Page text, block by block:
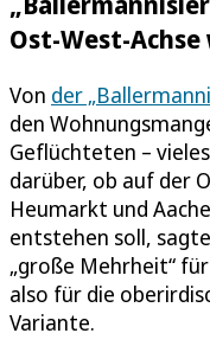
Ost-West-
Von der
den
Geflüchteten –
darüber, ob auf der
Heumarkt und
entstehen soll,
„große Mehrheit“
also für die
Variante.